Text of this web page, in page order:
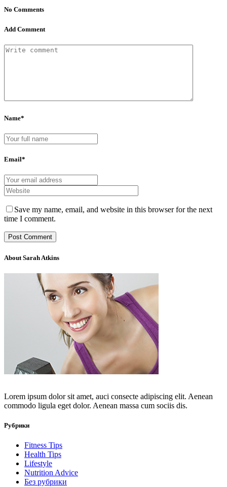
No Comments
Add Comment
Name*
Email*
Save my name, email, and website in this browser for the next
time I comment.
About Sarah Atkins
Lorem ipsum dolor sit amet, auci consecte adipiscing elit. Aenean
commodo ligula eget dolor. Aenean massa cum sociis dis.
Рубрики
Fitness Tips
Health Tips
Lifestyle
Nutrition Advice
Без рубрики